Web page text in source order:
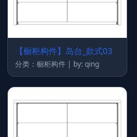
【橱柜构件】岛台_款式03
分类：橱柜构件 | by: qing